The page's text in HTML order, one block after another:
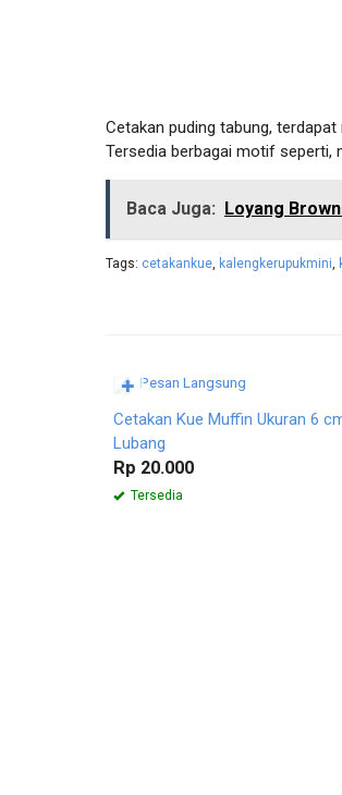
Cetakan puding tabung,
Tersedia berbagai motif seperti,
Baca Juga: Loyang
Tags: cetakankue, kalengkerupukmini,
Pesan Langsung
Cetakan Kue Muffin Ukuran 6
Lubang
Rp 20.000
Tersedia
✚